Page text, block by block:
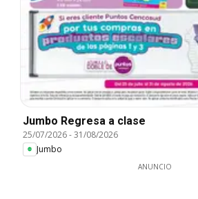
Jumbo Regresa a clase
25/07/2026-31/08/2026
Jumbo
ANUNCIO